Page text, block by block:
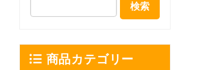
検索
商品カテゴリー